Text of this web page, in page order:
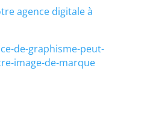
agence digitale à
de-graphisme-peut-
image-de-marque